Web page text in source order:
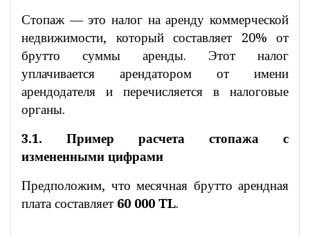
Стопаж — это налог на аренду коммерческой
недвижимости, который составляет 20% от
брутто суммы аренды. Этот налог
уплачивается арендатором от имени
арендодателя и перечисляется в налоговые
органы.
3.1. Пример расчета стопажа с
измененными цифрами
Предположим, что месячная брутто арендная
плата составляет 60 000 TL.